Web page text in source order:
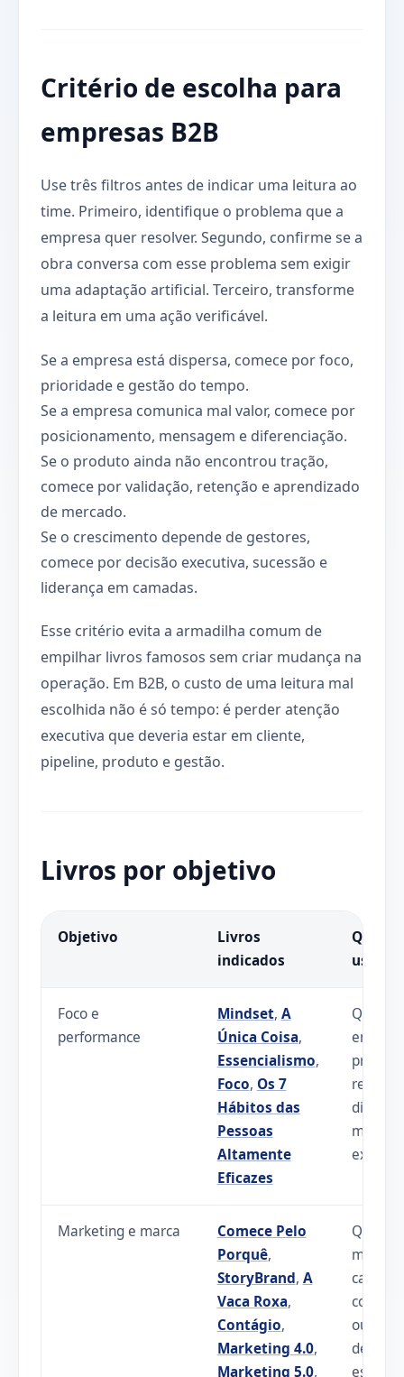
Critério de escolha para
empresas B2B
Use três filtros antes de indicar uma leitura ao
time. Primeiro, identifique o problema que a
empresa quer resolver. Segundo, confirme se a
obra conversa com esse problema sem exigir
uma adaptação artificial. Terceiro, transforme
a leitura em uma ação verificável.
Se a empresa está dispersa, comece por foco,
prioridade e gestão do tempo.
Se a empresa comunica mal valor, comece por
posicionamento, mensagem e diferenciação.
Se o produto ainda não encontrou tração,
comece por validação, retenção e aprendizado
de mercado.
Se o crescimento depende de gestores,
comece por decisão executiva, sucessão e
liderança em camadas.
Esse critério evita a armadilha comum de
empilhar livros famosos sem criar mudança na
operação. Em B2B, o custo de uma leitura mal
escolhida não é só tempo: é perder atenção
executiva que deveria estar em cliente,
pipeline, produto e gestão.
Livros por objetivo
Objetivo
Livros
indicados
usar
Foco e
performance
Mindset, A
Única Coisa,
Essencialismo,
Foco, Os 7
Hábitos das
Pessoas
Altamente
Eficazes
precisa
reduzir
Marketing e marca
Comece Pelo
Porquê,
StoryBrand, A
Vaca Roxa,
Contágio,
Marketing 4.0,
Marketing 5.0,
Quando
ou
estão